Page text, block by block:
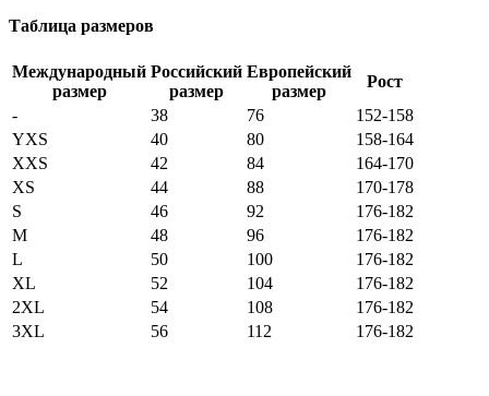
Таблица размеров
Международный
размер
Российский
размер
Европейский
размер
Рост
-
38 76
152-158
YXS
40 80
158-164
XXS
42 84
164-170
XS
44 88
170-178
S
46 92
176-182
M
48 96
176-182
L
50 100
176-182
XL
52 104
176-182
2XL
54 108
176-182
3XL
56 112 176-182